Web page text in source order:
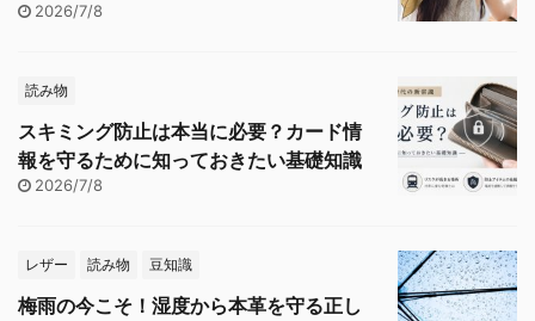
2026/7/8
読み物
スキミング防止は本当に必要？カード情
報を守るために知っておきたい基礎知識
2026/7/8
レザー 読み物 豆知識
梅雨の今こそ！湿度から本革を守る正し